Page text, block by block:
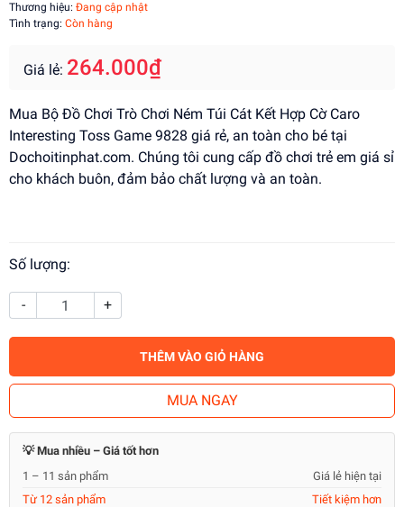
Thương hiệu: Đang cập nhật
Tình trạng: Còn hàng
Giá lẻ: 264.000₫
Mua Bộ Đồ Chơi Trò Chơi Ném Túi Cát Kết Hợp Cờ Caro
Interesting Toss Game 9828 giá rẻ, an toàn cho bé tại
Dochoitinphat.com. Chúng tôi cung cấp đồ chơi trẻ em giá sỉ
cho khách buôn, đảm bảo chất lượng và an toàn.
Số lượng:
- +
THÊM VÀO GIỎ HÀNG
MUA NGAY
💡 Mua nhiều – Giá tốt hơn
1 – 11 sản phẩm
Giá lẻ hiện tại
Từ 12 sản phẩm
Tiết kiệm hơn